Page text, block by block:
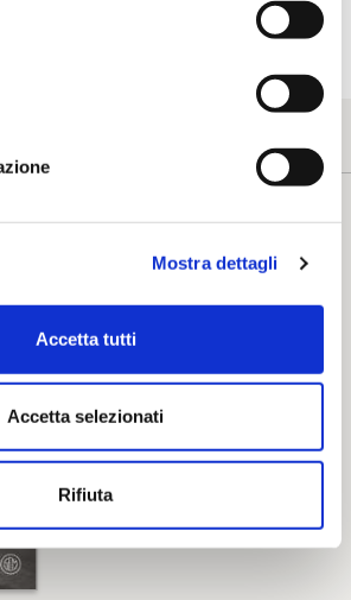
la Cookie Policy.
Mostra dettagli
Accetta tutti
Accetta selezionati
Rifiuta
VAI ALLA SCHEDA